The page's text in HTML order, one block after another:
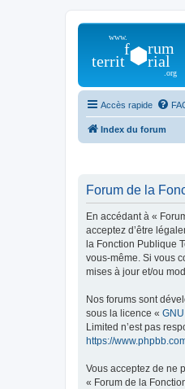
Accès rapide
Index du forum
Forum de la
En accédant à «
acceptez d’être
la Fonction Publique
vous-même. Si vous
mises à jour et/ou
Nos forums sont
sous la licence «
Limited n’est pas
https://
Vous acceptez de ne
« Forum de la